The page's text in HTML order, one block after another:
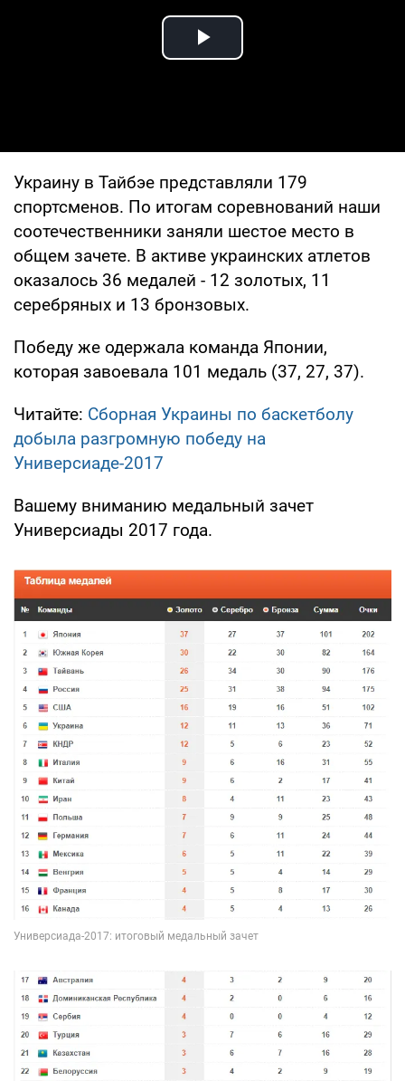
Play Video
Украину в Тайбэе представляли 179
спортсменов. По итогам соревнований наши
соотечественники заняли шестое место в
общем зачете. В активе украинских атлетов
оказалось 36 медалей - 12 золотых, 11
серебряных и 13 бронзовых.
Победу же одержала команда Японии,
которая завоевала 101 медаль (37, 27, 37).
Читайте: Сборная Украины по баскетболу
добыла разгромную победу на
Универсиаде-2017
Вашему вниманию медальный зачет
Универсиады 2017 года.